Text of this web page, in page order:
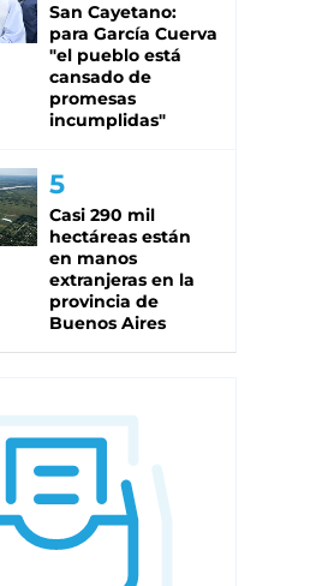
San Cayetano:
para García Cuerva
"el pueblo está
cansado de
promesas
incumplidas"
Casi 290 mil
hectáreas están
en manos
extranjeras en la
provincia de
Buenos Aires